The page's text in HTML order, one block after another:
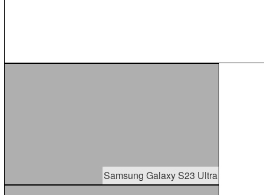
Samsung Galaxy S23 Ultra